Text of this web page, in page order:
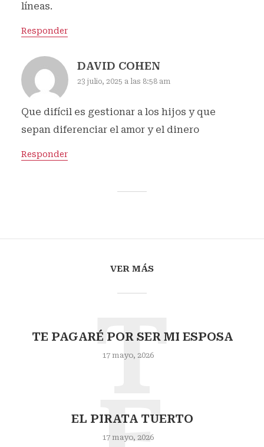
líneas.
Responder
DAVID COHEN
23 julio, 2025 a las 8:58 am
Que difícil es gestionar a los hijos y que
sepan diferenciar el amor y el dinero
Responder
VER MÁS
TE PAGARÉ POR SER MI ESPOSA
17 mayo, 2026
T
EL PIRATA TUERTO
17 mayo, 2026